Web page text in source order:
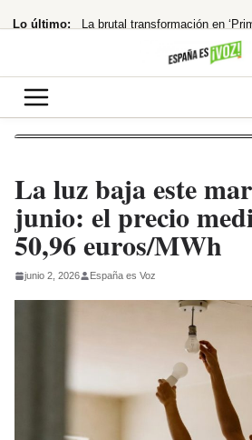
al Lo último:
168 muertos en Hong Kong por
¡Bomba económica! España,
La luz baja este
junio: el precio
50,96 euros/MWh
junio 2, 2026 España es Voz